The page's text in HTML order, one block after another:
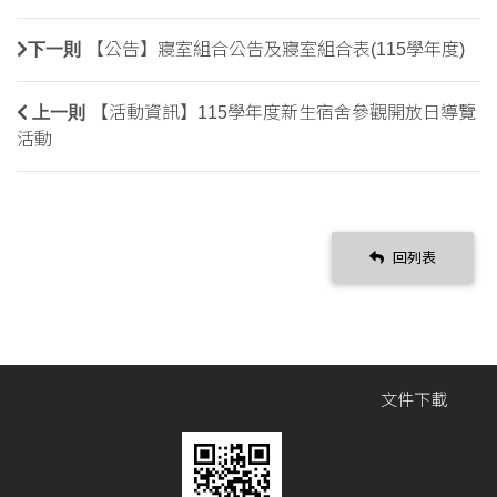
下一則 【公告】寢室組合公告及寢室組合表(115學年度)
上一則
【活動資訊】115學年度新生宿舍參觀開放日導覽
活動
回列表
文件下載